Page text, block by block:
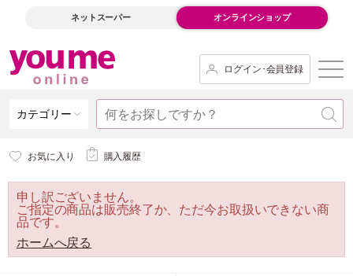
ネットスーパー オンラインショップ
ログイン･会員登録
カテゴリー
お気に入り 購入履歴
申し訳ございません。
ご指定の商品は販売終了か、ただ今お取扱いできない商
品です。
ホームへ戻る